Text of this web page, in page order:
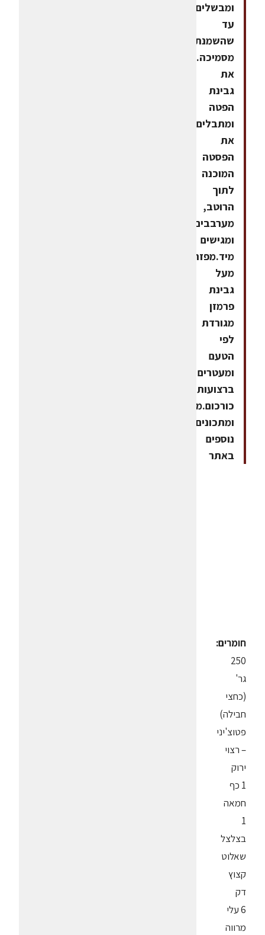
ומבשלים
עד
שהשמנת
מסמיכה.מוסיפים
את
גבינת
הפטה
ומתבלים.מכניסים
את
הפסטה
המוכנה
לתוך
הרוטב,
מערבבים
ומגישים
מיד.מפזרים
מעל
גבינת
פרמזן
מגורדת
לפי
הטעם
ומעטרים
ברצועות
כורכום.מידע
ומתכונים
נוספים
באתר
חומרים:
250
גר'
(כחצי
חבילה)
פטוצ'יני
– רצוי
ירוק
1 כף
חמאה
1
בצלצל
שאלוט
קצוץ
דק
6 עלי
מרווה